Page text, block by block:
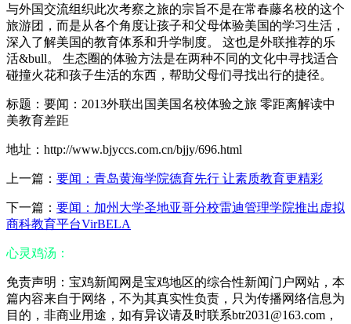
与外国交流组织此次考察之旅的宗旨不是在常春藤名校的这个
旅游团，而是从各个角度让孩子和父母体验美国的学习生活，
深入了解美国的教育体系和升学制度。 这也是外联推荐的乐
活&bull。 生态圈的体验方法是在两种不同的文化中寻找适合
碰撞火花和孩子生活的东西，帮助父母们寻找出行的捷径。
标题：要闻：2013外联出国美国名校体验之旅 零距离解读中
美教育差距
地址：http://www.bjyccs.com.cn/bjjy/696.html
上一篇： 要闻：青岛黄海学院德育先行 让素质教育更精彩
下一篇： 要闻：加州大学圣地亚哥分校雷迪管理学院推出虚拟
商科教育平台VirBELA
心灵鸡汤：
免责声明：宝鸡新闻网是宝鸡地区的综合性新闻门户网站，本
篇内容来自于网络，不为其真实性负责，只为传播网络信息为
目的，非商业用途，如有异议请及时联系btr2031@163.com，